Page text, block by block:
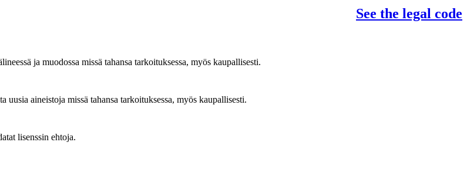
See the legal code
ja muodossa missä tahansa tarkoituksessa, myös kaupallisesti.
aineistoja missä tahansa tarkoituksessa, myös kaupallisesti.
lisenssin ehtoja.